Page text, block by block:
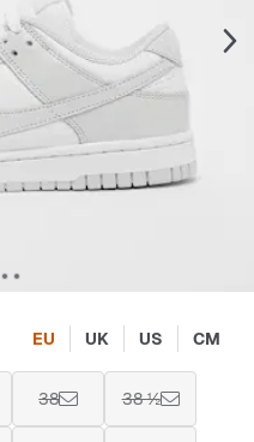
EU UK US CM
38 38 ½